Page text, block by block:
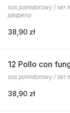
sos pomidorowy / ser
jalapeno
38,90 zł
12 Pollo con
sos pomidorowy / ser
38,90 zł